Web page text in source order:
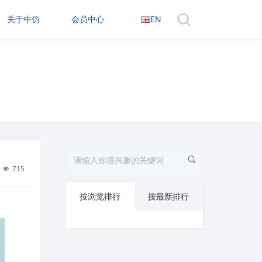
关于中仿 会员中心 EN
715
按浏览排行 按最新排行